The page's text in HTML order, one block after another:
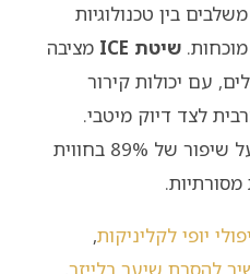
בין טכנולוגיות
שיטת ICE
מציבה
עם יכולות קירור
לצד דיוק מיטבי.
מחקרים עדכניים מצביעים על שיפור של 89% בחווית
יופי לקליניקות,